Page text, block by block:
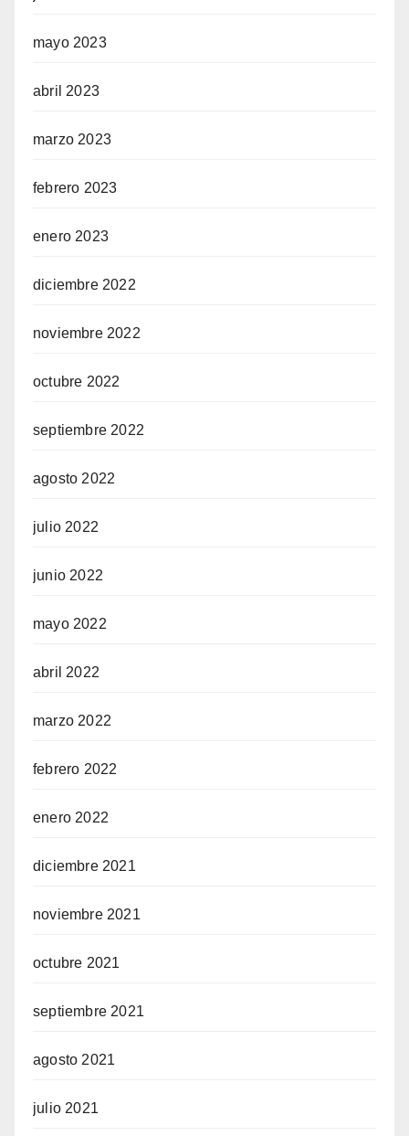
mayo 2023
abril 2023
marzo 2023
febrero 2023
enero 2023
diciembre 2022
noviembre 2022
octubre 2022
septiembre 2022
agosto 2022
julio 2022
junio 2022
mayo 2022
abril 2022
marzo 2022
febrero 2022
enero 2022
diciembre 2021
noviembre 2021
octubre 2021
septiembre 2021
agosto 2021
julio 2021